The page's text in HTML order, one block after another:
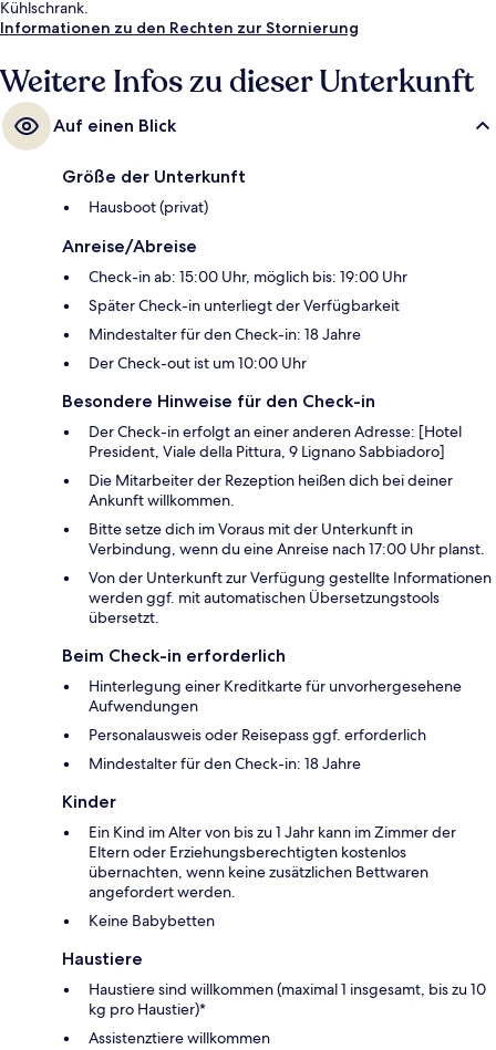
Kühlschrank.
Informationen zu den Rechten zur Stornierung
Weitere Infos zu dieser Unterkunft
Auf einen Blick
Größe der Unterkunft
Hausboot (privat)
Anreise/Abreise
Check-in ab: 15:00 Uhr, möglich bis: 19:00 Uhr
Später Check-in unterliegt der Verfügbarkeit
Mindestalter für den Check-in: 18 Jahre
Der Check-out ist um 10:00 Uhr
Besondere Hinweise für den Check-in
Der Check-in erfolgt an einer anderen Adresse: [Hotel
President, Viale della Pittura, 9 Lignano Sabbiadoro]
Die Mitarbeiter der Rezeption heißen dich bei deiner
Ankunft willkommen.
Bitte setze dich im Voraus mit der Unterkunft in
Verbindung, wenn du eine Anreise nach 17:00 Uhr planst.
Von der Unterkunft zur Verfügung gestellte Informationen
werden ggf. mit automatischen Übersetzungstools
übersetzt.
Beim Check-in erforderlich
Hinterlegung einer Kreditkarte für unvorhergesehene
Aufwendungen
Personalausweis oder Reisepass ggf. erforderlich
Mindestalter für den Check-in: 18 Jahre
Kinder
Ein Kind im Alter von bis zu 1 Jahr kann im Zimmer der
Eltern oder Erziehungsberechtigten kostenlos
übernachten, wenn keine zusätzlichen Bettwaren
angefordert werden.
Keine Babybetten
Haustiere
Haustiere sind willkommen (maximal 1 insgesamt, bis zu 10
kg pro Haustier)*
Assistenztiere willkommen